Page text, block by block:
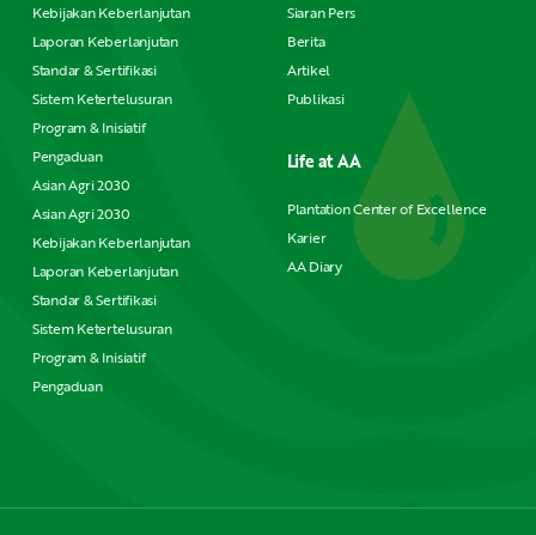
Kebijakan Keberlanjutan
Laporan Keberlanjutan
Standar & Sertifikasi
Sistem Ketertelusuran
Program & Inisiatif
Pengaduan
Asian Agri 2030
Asian Agri 2030
Kebijakan Keberlanjutan
Laporan Keberlanjutan
Standar & Sertifikasi
Sistem Ketertelusuran
Program & Inisiatif
Pengaduan
Siaran Pers
Berita
Artikel
Publikasi
Life at AA
Plantation Center of Excellence
Karier
AA Diary